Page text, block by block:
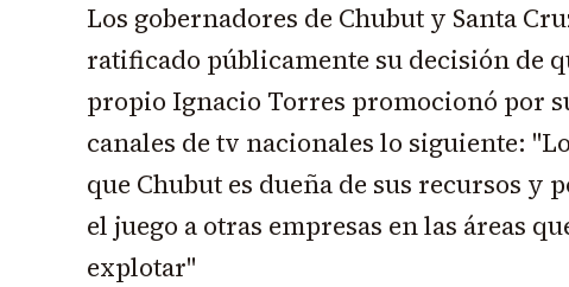
Los gobernadores de Chubut y Santa
ratificado públicamente su decisión de
propio Ignacio Torres promocionó por
canales de tv nacionales lo siguiente:
que Chubut es dueña de sus recursos y
el juego a otras empresas en las áreas
explotar"